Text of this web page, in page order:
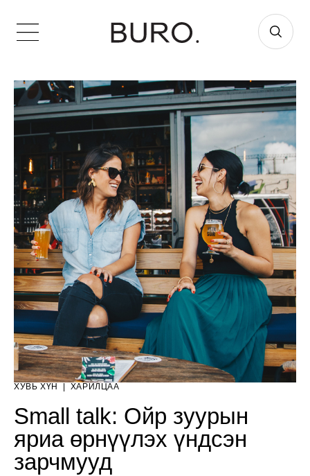
ХУВЬ ХҮН ХАРИЛЦАА
Small talk: Ойр зуурын
яриа өрнүүлэх үндсэн
зарчмууд